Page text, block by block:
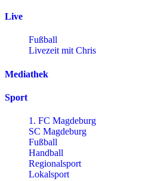
Live
Fußball
Livezeit mit Chris
Mediathek
Sport
1. FC Magdeburg
SC Magdeburg
Fußball
Handball
Regionalsport
Lokalsport